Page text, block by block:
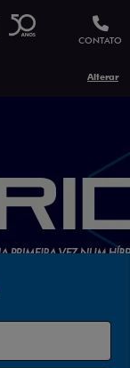
CONTATO
Alterar